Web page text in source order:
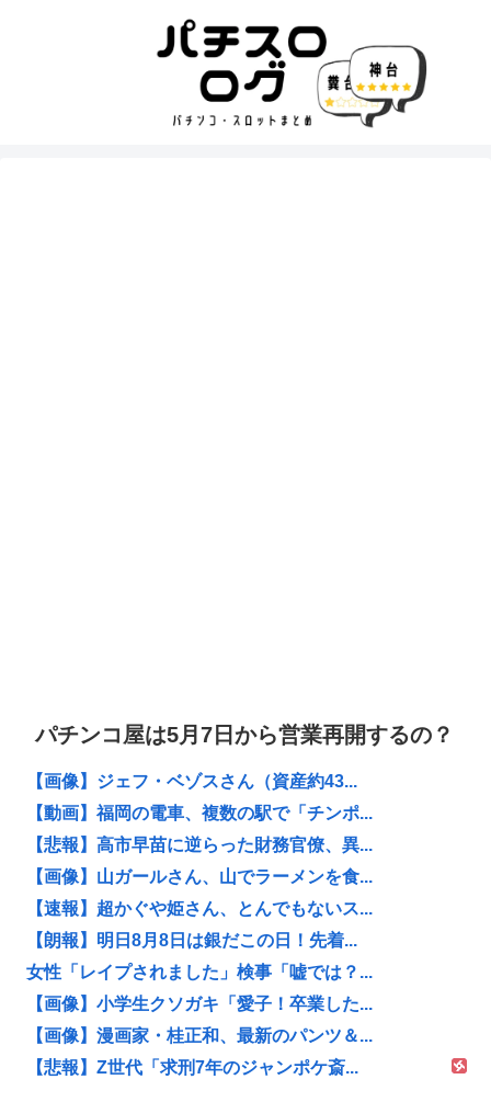
パチンコ屋は5月7日から営業再開するの？
【画像】ジェフ・ベゾスさん（資産約43...
【動画】福岡の電車、複数の駅で「チンポ...
【悲報】高市早苗に逆らった財務官僚、異...
【画像】山ガールさん、山でラーメンを食...
【速報】超かぐや姫さん、とんでもないス...
【朗報】明日8月8日は銀だこの日！先着...
女性「レイプされました」検事「嘘では？...
【画像】小学生クソガキ「愛子！卒業した...
【画像】漫画家・桂正和、最新のパンツ＆...
【悲報】Z世代「求刑7年のジャンポケ斎...